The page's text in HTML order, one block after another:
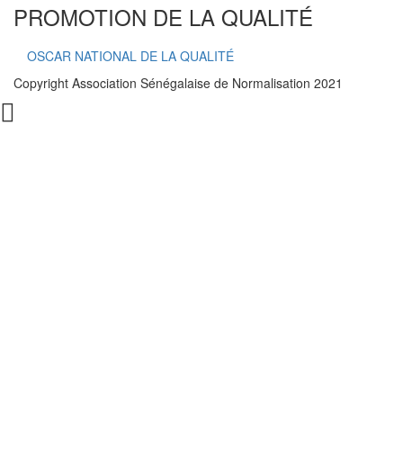
PROMOTION DE LA QUALITÉ
OSCAR NATIONAL DE LA QUALITÉ
Copyright Association Sénégalaise de Normalisation 2021